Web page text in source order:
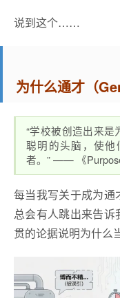
说到这个……
为什么通才（
“学校被创造出来
聪明的头脑，使
者。” —— 《
每当我写关于成为通
总会有人跳出来告
贯的论据说明为什么